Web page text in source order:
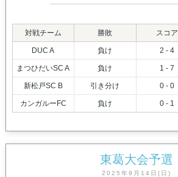
対戦チーム 勝敗 スコア
DUC A 負け 2 - 4
まつひだいSC A 負け 1 - 7
新松戸SC B 引き分け 0 - 0
カンガルーFC 負け 0 - 1
東葛大会予選
2025年9月14日(日)